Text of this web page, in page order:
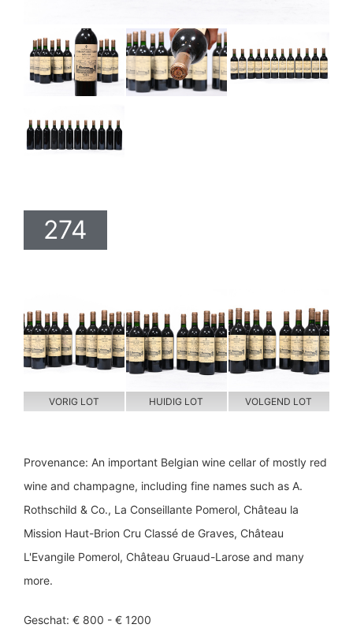
274
VORIG LOT HUIDIG LOT VOLGEND LOT
Provenance: An important Belgian wine cellar of mostly red
wine and champagne, including fine names such as A.
Rothschild & Co., La Conseillante Pomerol, Château la
Mission Haut-Brion Cru Classé de Graves, Château
L'Evangile Pomerol, Château Gruaud-Larose and many
more.
Geschat: € 800 - € 1200